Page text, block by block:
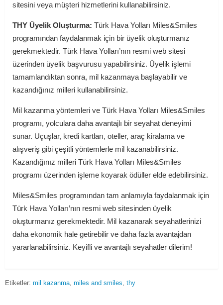
sitesini veya müşteri hizmetlerini kullanabilirsiniz.
THY Üyelik Oluşturma: Türk Hava Yolları Miles&Smiles
programından faydalanmak için bir üyelik oluşturmanız
gerekmektedir. Türk Hava Yolları’nın resmi web sitesi
üzerinden üyelik başvurusu yapabilirsiniz. Üyelik işlemi
tamamlandıktan sonra, mil kazanmaya başlayabilir ve
kazandığınız milleri kullanabilirsiniz.
Mil kazanma yöntemleri ve Türk Hava Yolları Miles&Smiles
programı, yolculara daha avantajlı bir seyahat deneyimi
sunar. Uçuşlar, kredi kartları, oteller, araç kiralama ve
alışveriş gibi çeşitli yöntemlerle mil kazanabilirsiniz.
Kazandığınız milleri Türk Hava Yolları Miles&Smiles
programı üzerinden işleme koyarak ödüller elde edebilirsiniz.
Miles&Smiles programından tam anlamıyla faydalanmak için
Türk Hava Yolları’nın resmi web sitesinden üyelik
oluşturmanız gerekmektedir. Mil kazanarak seyahatlerinizi
daha ekonomik hale getirebilir ve daha fazla avantajdan
yararlanabilirsiniz. Keyifli ve avantajlı seyahatler dilerim!
Etiketler: mil kazanma miles and smiles thy